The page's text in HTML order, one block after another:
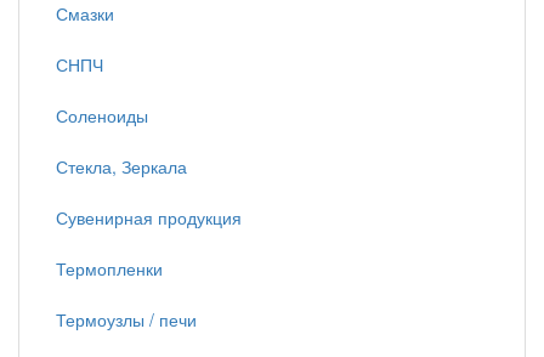
Смазки
СНПЧ
Соленоиды
Стекла, Зеркала
Сувенирная продукция
Термопленки
Термоузлы / печи